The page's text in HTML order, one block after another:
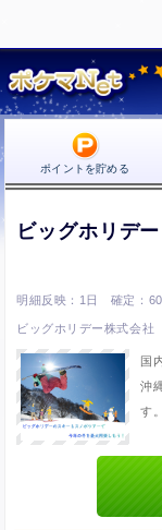
ポイントを貯める
ビッグホリデー
1日
ビッグホリデー株式会社
国
沖
す。